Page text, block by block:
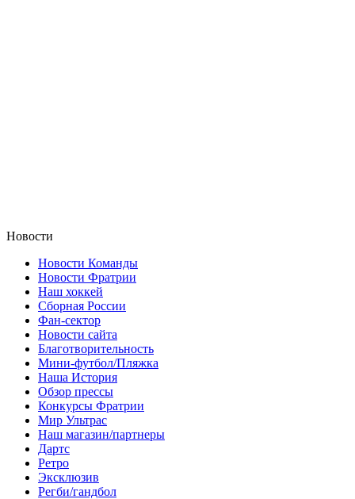
Новости
Новости Команды
Новости Фратрии
Наш хоккей
Сборная России
Фан-cектор
Новости сайта
Благотворительность
Мини-футбол/Пляжка
Наша История
Обзор прессы
Конкурсы Фратрии
Мир Ультрас
Наш магазин/партнеры
Дартс
Ретро
Эксклюзив
Регби/гандбол